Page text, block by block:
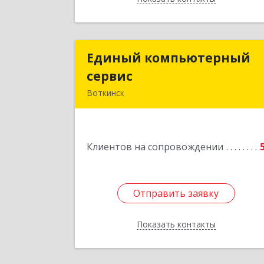
Единый компьютерный
сервис
Воткинск
Клиентов на сопровождении
Отправить заявку
Показать контакты
Единый компьютерный
Отправить заявку
Назад